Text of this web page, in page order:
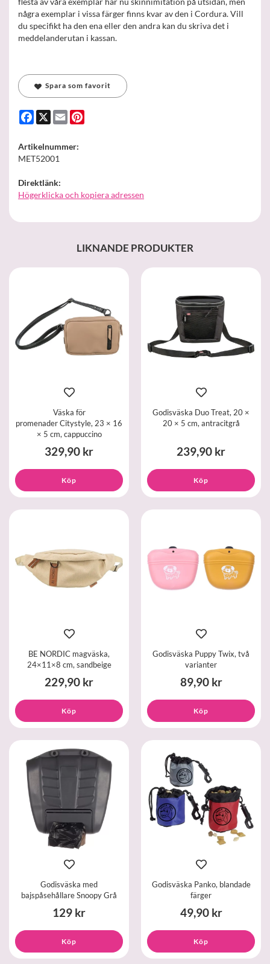
några exemplar i vissa färger finns kvar av den i Cordura. Vill
du specifikt ha den ena eller den andra kan du skriva det i
meddelanderutan i kassan.
Spara som favorit
Facebook
X Email
Artikelnummer:
MET52001
Direktlänk:
Högerklicka och kopiera adressen
LIKNANDE PRODUKTER
Väska för
promenader Citystyle, 23 × 16
× 5 cm, cappuccino
329,90 kr
Köp
Godisväska Duo Treat, 20 ×
20 × 5 cm, antracitgrå
239,90 kr
Köp
BE NORDIC magväska,
24×11×8 cm, sandbeige
229,90 kr
Köp
Godisväska Puppy Twix, två
varianter
89,90 kr
Köp
Godisväska med
bajspåsehållare Snoopy Grå
129 kr
Köp
Godisväska Panko, blandade
färger
49,90 kr
Köp